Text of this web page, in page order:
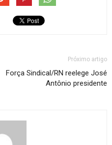
Próximo artigo
Força Sindical/RN reelege José
Antônio presidente